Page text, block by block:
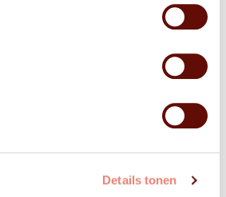
Details tonen